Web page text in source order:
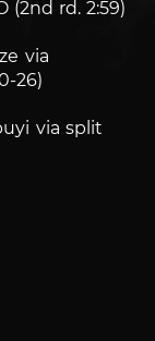
(2nd rd. 2:59)
via
26)
via split